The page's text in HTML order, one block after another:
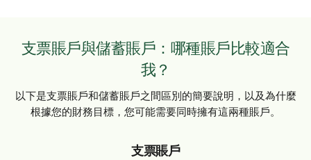
支票賬戶與儲蓄賬戶：哪種賬戶比較適合
我？
以下是支票賬戶和儲蓄賬戶之間區別的簡要說明，以及為什麼
根據您的財務目標，您可能需要同時擁有這兩種賬戶。
支票賬戶